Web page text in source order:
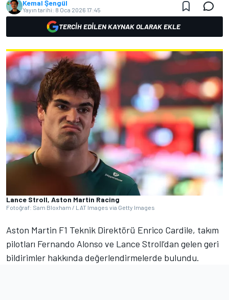
Kemal Şengül
Yayın tarihi: 8 Oca 2026 17:45
TERCIH EDILEN KAYNAK OLARAK EKLE
Lance Stroll, Aston Martin Racing
Fotoğraf: Sam Bloxham / LAT Images via Getty Images
Aston Martin F1 Teknik Direktörü Enrico Cardile, takım
pilotları Fernando Alonso ve Lance Stroll’dan gelen geri
bildirimler hakkında değerlendirmelerde bulundu.